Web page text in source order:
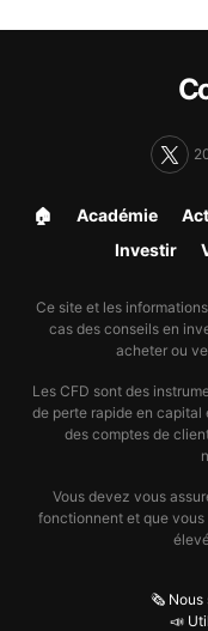
🏠︎ Académie
Investir
Ce site et les
cas des conseils en
acheter ou
Les CFD sont des
de perte rapide en capital
des comptes de
Vous devez vous
fonctionnent et que
🗞️ Nous
📣